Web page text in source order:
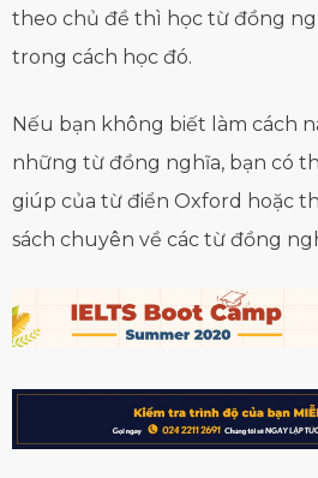
theo chủ đề thì học từ đồng
trong cách học đó.
Nếu bạn không biết làm cách
những từ đồng nghĩa, bạn có
giúp của từ điển Oxford hoặc
sách chuyên về các từ đồng